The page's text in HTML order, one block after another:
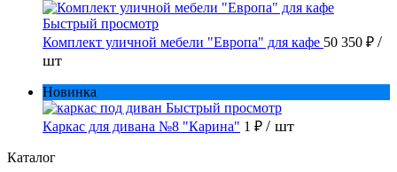
Быстрый просмотр
Комплект уличной мебели "Европа" для кафе 50 350 ₽ /
шт
Новинка
Быстрый просмотр
Каркас для дивана №8 "Карина" 1 ₽ / шт
Каталог